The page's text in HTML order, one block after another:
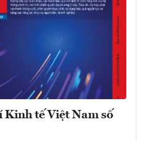
Kinh tế Việt Nam số